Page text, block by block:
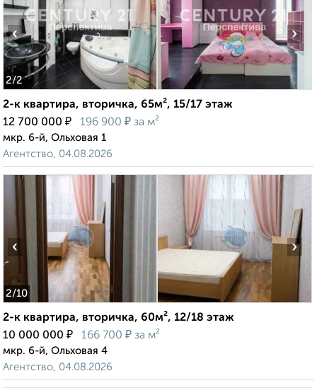
2/2
‹ ›
2-к квартира, вторичка, 65м², 15/17 этаж
12 700 000 ₽ 196 900 ₽ за м²
мкр. 6-й, Ольховая 1
Агентство, 04.08.2026
2/10
‹ ›
2-к квартира, вторичка, 60м², 12/18 этаж
10 000 000 ₽ 166 700 ₽ за м²
мкр. 6-й, Ольховая 4
Агентство, 04.08.2026